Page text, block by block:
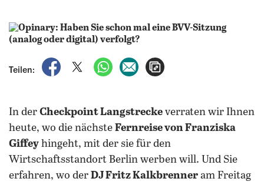
Teilen:
auf Facebook teilen
auf X teilenper WhatsApp teilen
per E-Mail teilen
In der Checkpoint Langstrecke verraten wir Ihnen
heute, wo die nächste Fernreise von Franziska
Giffey hingeht, mit der sie für den
Wirtschaftsstandort Berlin werben will. Und Sie
erfahren, wo der DJ Fritz Kalkbrenner am Freitag